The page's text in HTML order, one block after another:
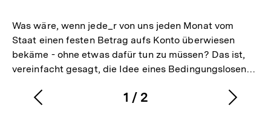
Was wäre, wenn jede_r von uns jeden Monat vom
Staat einen festen Betrag aufs Konto überwiesen
bekäme - ohne etwas dafür tun zu müssen? Das ist,
vereinfacht gesagt, die Idee eines Bedingungslosen…
Karussellinhalt
1
von
/ 2
Vorherigen